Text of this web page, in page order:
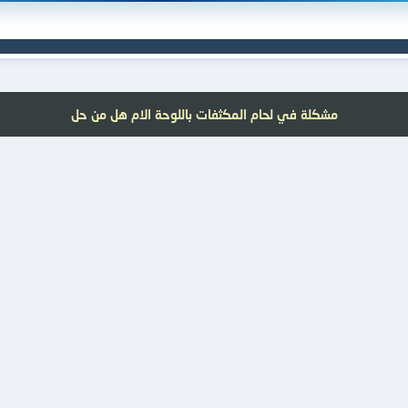
مشكلة في لحام المكثفات باللوحة الام هل من حل